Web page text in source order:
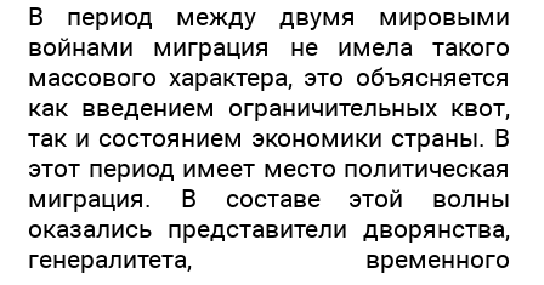
В период между двумя мировыми
войнами миграция не имела такого
массового характера, это объясняется
как введением ограничительных квот,
так и состоянием экономики страны. В
этот период имеет место политическая
миграция. В составе этой волны
оказались представители дворянства,
генералитета, временного